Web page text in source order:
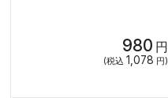
980 円
(税込 1,078 円)